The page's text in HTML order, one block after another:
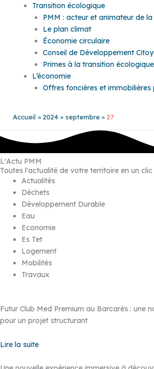
Transition écologique
PMM : acteur et animateur de
Le plan climat
Économie circulaire
Conseil de Développement
Primes à la transition écologique
L’économie
Offres foncières et immobilières
Accueil 2024 septembre 27
L'Actu PMM
Toutes l'actualité de votre territoire en un clic
Actualités
Déchets
Développement Durable
Eau
Economie
Es Tet
Logement
Mobilités
Travaux
Futur Club Med Premium au Barcarès : une
pour un projet structurant
Lire la suite